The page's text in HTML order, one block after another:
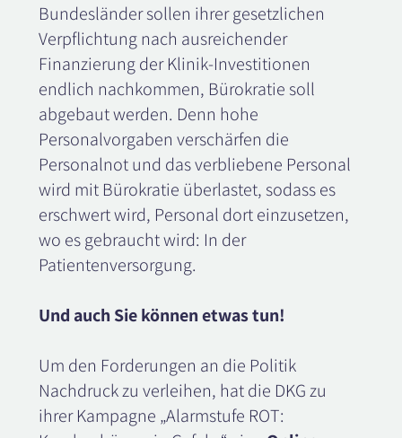
Bundesländer sollen ihrer gesetzlichen
Verpflichtung nach ausreichender
Finanzierung der Klinik-Investitionen
endlich nachkommen, Bürokratie soll
abgebaut werden. Denn hohe
Personalvorgaben verschärfen die
Personalnot und das verbliebene Personal
wird mit Bürokratie überlastet, sodass es
erschwert wird, Personal dort einzusetzen,
wo es gebraucht wird: In der
Patientenversorgung.
Und auch Sie können etwas tun!
Um den Forderungen an die Politik
Nachdruck zu verleihen, hat die DKG zu
ihrer Kampagne „Alarmstufe ROT: